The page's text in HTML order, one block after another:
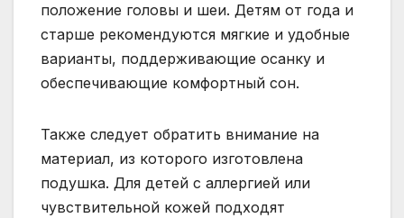
положение головы и шеи. Детям от года и
старше рекомендуются мягкие и удобные
варианты, поддерживающие осанку и
обеспечивающие комфортный сон.
Также следует обратить внимание на
материал, из которого изготовлена
подушка. Для детей с аллергией или
чувствительной кожей подходят